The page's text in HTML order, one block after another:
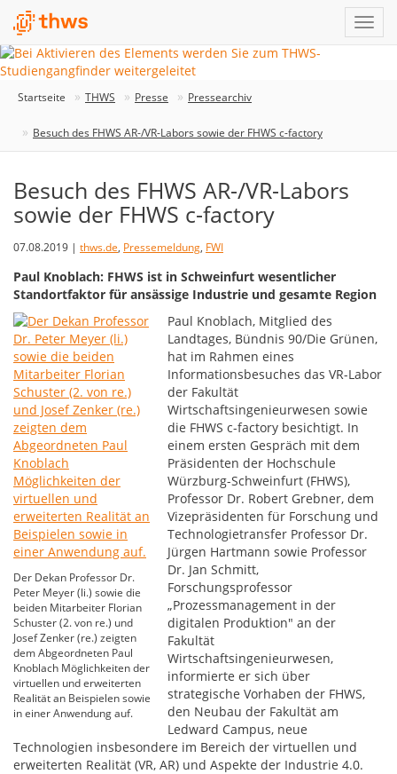
Startseite THWS Presse Pressearchiv
Besuch des FHWS AR-/VR-Labors sowie der FHWS c-factory
Besuch des FHWS AR-/VR-Labors
sowie der FHWS c-factory
07.08.2019 | thws.de, Pressemeldung, FWI
Paul Knoblach: FHWS ist in Schweinfurt wesentlicher
Standortfaktor für ansässige Industrie und gesamte Region
Der Dekan Professor Dr.
Peter Meyer (li.) sowie die
beiden Mitarbeiter Florian
Schuster (2. von re.) und
Josef Zenker (re.) zeigten
dem Abgeordneten Paul
Knoblach Möglichkeiten der
virtuellen und erweiterten
Realität an Beispielen sowie
in einer Anwendung auf.
Paul Knoblach, Mitglied des
Landtages, Bündnis 90/Die Grünen,
hat im Rahmen eines
Informationsbesuches das VR-Labor
der Fakultät
Wirtschaftsingenieurwesen sowie
die FHWS c-factory besichtigt. In
einem ersten Gespräch mit dem
Präsidenten der Hochschule
Würzburg-Schweinfurt (FHWS),
Professor Dr. Robert Grebner, dem
Vizepräsidenten für Forschung und
Technologietransfer Professor Dr.
Jürgen Hartmann sowie Professor
Dr. Jan Schmitt,
Forschungsprofessor
„Prozessmanagement in der
digitalen Produktion" an der
Fakultät
Wirtschaftsingenieurwesen,
informierte er sich über
strategische Vorhaben der FHWS,
den Neubau der Fakultät am
Ledward Campus, neue
Technologien insbesondere im Bereich der virtuellen und
erweiterten Realität (VR, AR) und Aspekte der Industrie 4.0.